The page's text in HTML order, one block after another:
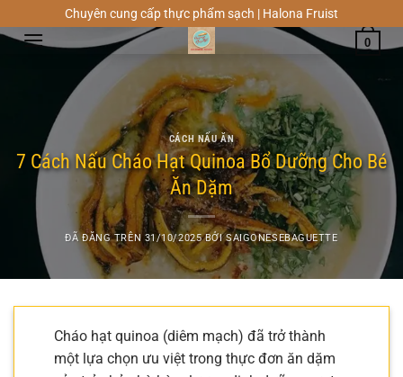
đến
Chuyên cung cấp thực phẩm sạch | Halona Fruist
0
CÁCH NẤU ĂN
7 Cách Nấu Cháo Hạt Quinoa Bổ Dưỡng Cho Bé
Ăn Dặm
ĐÃ ĐĂNG TRÊN 31/10/2025 BỞISAIGONESEBAGUETTE
Cháo hạt quinoa (diêm mạch) đã trở thành
một lựa chọn ưu việt trong thực đơn ăn dặm